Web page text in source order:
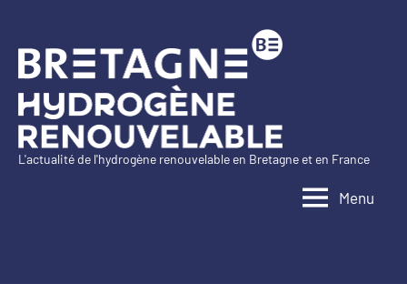
contenu
Bretagne
L'actualité de l'hydrogène renouvelable en Bretagne et en France
Menu